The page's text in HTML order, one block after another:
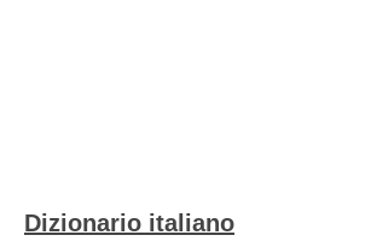
Dizionario italiano